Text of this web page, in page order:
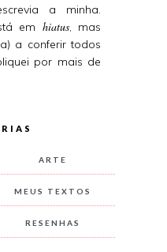
a minha.
em hiatus, mas
a conferir todos
por mais de
ARTE
MEUS TEXTOS
RESENHAS